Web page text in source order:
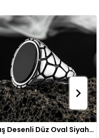
Taş Desenli Düz Oval Siyah Oniks Taşlı Erkek Gümüş Yüzük